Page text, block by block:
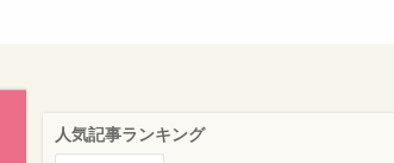
人気記事ランキング